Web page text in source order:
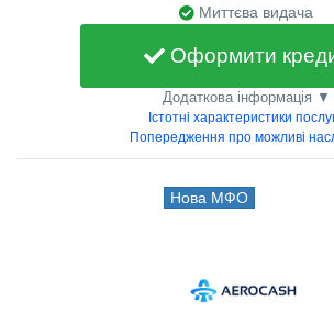
Миттєва видача
Оформити
Додаткова інформація ▼
Істотні характеристики
Попередження про можливі
Нова МФО